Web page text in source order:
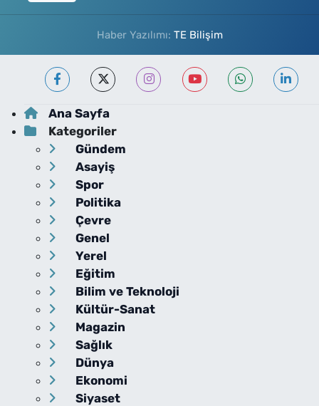
Haber Yazılımı: TE Bilişim
Ana Sayfa
Kategoriler
Gündem
Asayiş
Spor
Politika
Çevre
Genel
Yerel
Eğitim
Bilim ve Teknoloji
Kültür-Sanat
Magazin
Sağlık
Dünya
Ekonomi
Siyaset